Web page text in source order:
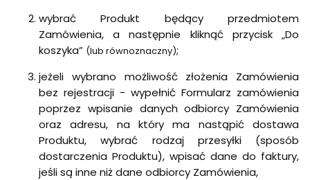
wybrać Produkt będący przedmiotem
Zamówienia, a następnie kliknąć przycisk „Do
koszyka” (lub równoznaczny);
jeżeli wybrano możliwość złożenia Zamówienia
bez rejestracji - wypełnić Formularz zamówienia
poprzez wpisanie danych odbiorcy Zamówienia
oraz adresu, na który ma nastąpić dostawa
Produktu, wybrać rodzaj przesyłki (sposób
dostarczenia Produktu), wpisać dane do faktury,
jeśli są inne niż dane odbiorcy Zamówienia,